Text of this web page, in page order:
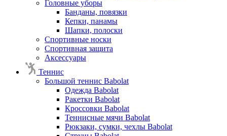
Головные уборы
Банданы, повязки
Кепки, панамы
Шапки, полоски
Спортивные носки
Спортивная защита
Аксессуары
Теннис
Большой теннис Babolat
Одежда Babolat
Ракетки Babolat
Кроссовки Babolat
Теннисные мячи Babolat
Рюкзаки, сумки, чехлы Babolat